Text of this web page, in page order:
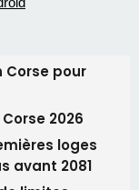
de San
et